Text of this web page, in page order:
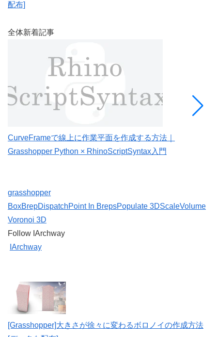
配布]
全体新着記事
CurveFrameで線上に作業平面を作成する方法｜
Grasshopper Python × RhinoScriptSyntax入門
grasshopper
BoxBrepDispatchPoint In BrepsPopulate 3DScaleVolume
Voronoi 3D
Follow IArchway
IArchway
[Grasshopper]大きさが徐々に変わるボロノイの作成方法